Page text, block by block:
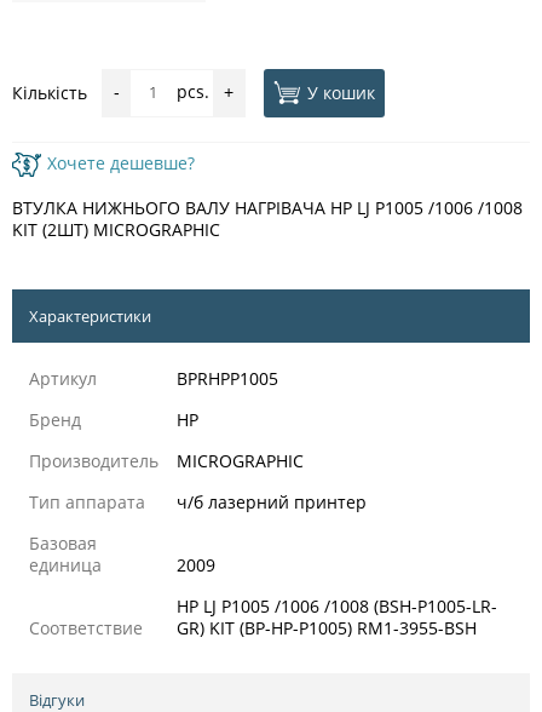
Кількість - pcs. + У кошик
Хочете дешевше?
ВТУЛКА НИЖНЬОГО ВАЛУ НАГРІВАЧА HP LJ P1005 /1006 /1008
KIT (2ШТ) MICROGRAPHIC
Характеристики
Артикул
BPRHPP1005
Бренд
HP
Производитель
MICROGRAPHIC
Тип аппарата
ч/б лазерний принтер
Базовая
единица
2009
Соответствие
HP LJ P1005 /1006 /1008 (BSH-P1005-LR-
GR) KIT (BP-HP-P1005) RM1-3955-BSH
Відгуки